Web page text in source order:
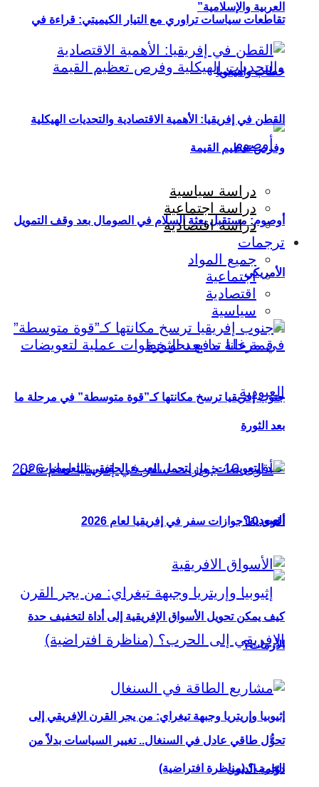
تقاطعات سياسات تراوري مع التيار الكيميتي: قراءة في
خطاب واهيغويا
أوصوم: مستقبل بعثة السلام في الصومال بعد وقف التمويل
الأمريكي
عقد التعويضات: من يتحمل العبء الحقيقي للتعويضات عن
العبودية؟
إثيوبيا وإريتريا وجبهة تيغراي: من يجر القرن الإفريقي إلى
الحرب؟ (مناظرة افتراضية)
العربية والإسلامية”
القطن في إفريقيا: الأهمية الاقتصادية والتحديات الهيكلية
وفرص تعظيم القيمة
دراسة سياسية
دراسة اجتماعية
دراسة اقتصادية
ترجمات
جميع المواد
اجتماعية
اقتصادية
سياسية
جنوب إفريقيا ترسخ مكانتها كـ”قوة متوسطة” في مرحلة ما
بعد الثورة
أقوى 10 جوازات سفر في إفريقيا لعام 2026
كيف يمكن تحويل الأسواق الإفريقية إلى أداة لتخفيف حدة
الأزمات؟
تحوُّل طاقي عادل في السنغال.. تغيير السياسات بدلاً من
دوّامة الديون